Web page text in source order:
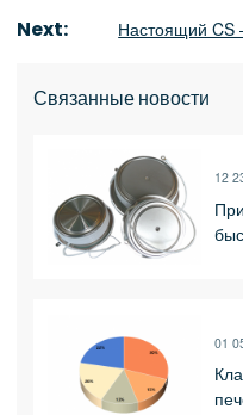
Next: Настоящий CS —
Связанные новости
12
01